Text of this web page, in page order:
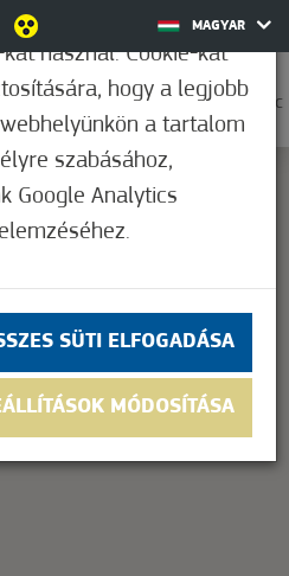
MAGYAR
0
38,9°C
Maps correctly.
OK
használ. Cookie-kat
hogy a legjobb
a tartalom
szabásához,
Google Analytics
SÜTI ELFOGADÁSA
MÓDOSÍTÁSA